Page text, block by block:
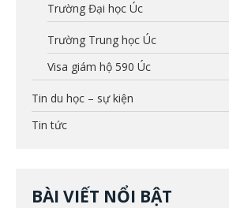
Trường Đại học Úc
Trường Trung học Úc
Visa giám hộ 590 Úc
Tin du học – sự kiện
Tin tức
BÀI VIẾT NỔI BẬT